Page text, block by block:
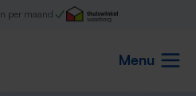
per maand
Menu